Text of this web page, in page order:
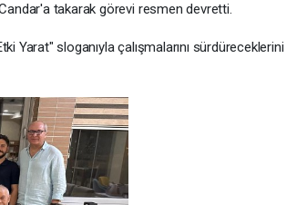
takarak görevi resmen devretti.
Yarat" sloganıyla çalışmalarını sürdüreceklerini